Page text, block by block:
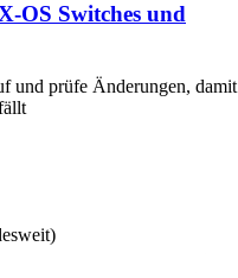
OS Switches und
und prüfe Änderungen, damit